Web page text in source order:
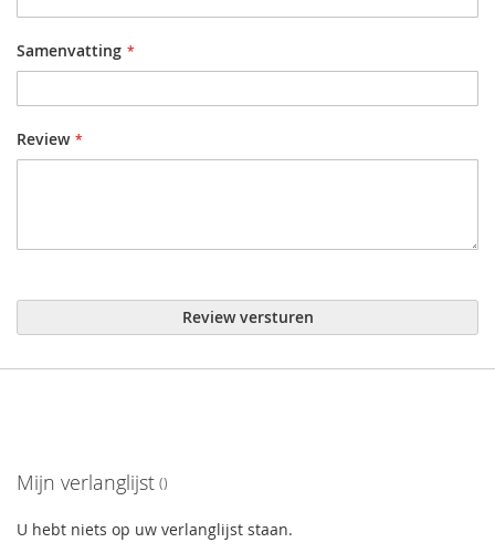
Samenvatting
Review
Review versturen
Mijn verlanglijst
U hebt niets op uw verlanglijst staan.